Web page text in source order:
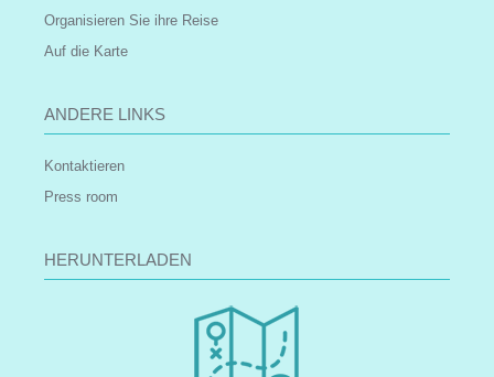
Organisieren Sie ihre Reise
Auf die Karte
ANDERE LINKS
Kontaktieren
Press room
HERUNTERLADEN